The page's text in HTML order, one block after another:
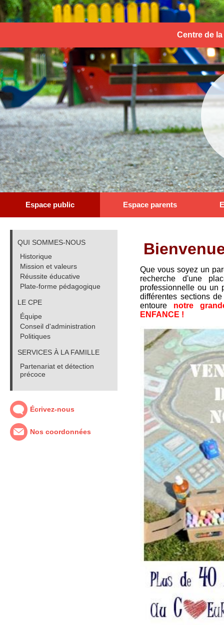
Centre de
Espace public Espace parents
QUI SOMMES-NOUS
Historique
Mission et valeurs
Réussite éducative
Plate-forme pédagogique
LE CPE
Équipe
Conseil d'administration
Politiques
SERVICES À LA FAMILLE
Partenariat et détection
précoce
Écrivez-nous
Nos coordonnées
Que vous soyez un
recherche d'une
professionnelle ou un
différentes sections
entoure notre
ENFANCE !